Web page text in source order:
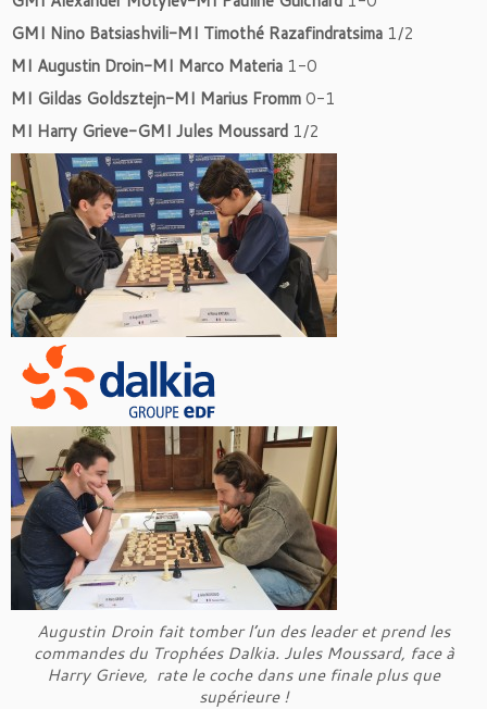
GMI Nino Batsiashvili-MI Timothé Razafindratsima 1/2
MI Augustin Droin-MI Marco Materia 1-0
MI Gildas Goldsztejn-MI Marius Fromm0-1
MI Harry Grieve-GMI Jules Moussard 1/2
Augustin Droin fait tomber l’un des leader et prend les
commandes du Trophées Dalkia. Jules Moussard, face à
Harry Grieve, rate le coche dans une finale plus que
supérieure !